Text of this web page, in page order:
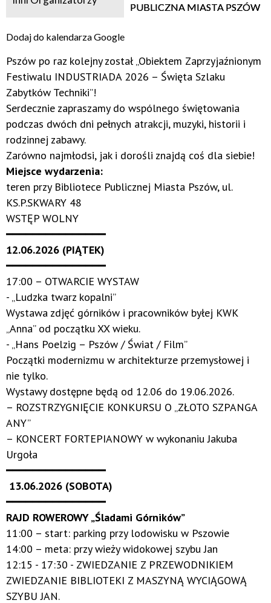
PUBLICZNA MIASTA PSZÓW
Dodaj do kalendarza Google
Pszów po raz kolejny został „Obiektem Zaprzyjaźnionym
Festiwalu INDUSTRIADA 2026 – Święta Szlaku
Zabytków Techniki”!
Serdecznie zapraszamy do wspólnego świętowania
podczas dwóch dni pełnych atrakcji, muzyki, historii i
rodzinnej zabawy.
Zarówno najmłodsi, jak i dorośli znajdą coś dla siebie!
Miejsce wydarzenia:
teren przy Bibliotece Publicznej Miasta Pszów, ul.
KS.P.SKWARY 48
WSTĘP WOLNY
━━━━━━━━━━━━━━━
12.06.2026 (PIĄTEK)
━━━━━━━━━━━━━━━
17:00 – OTWARCIE WYSTAW
- „Ludzka twarz kopalni”
Wystawa zdjęć górników i pracowników byłej KWK
„Anna” od początku XX wieku.
- „Hans Poelzig – Pszów / Świat / Film”
Początki modernizmu w architekturze przemysłowej i
nie tylko.
Wystawy dostępne będą od 12.06 do 19.06.2026.
– ROZSTRZYGNIĘCIE KONKURSU O „ZŁOTO SZPANGA
ANY”
– KONCERT FORTEPIANOWY w wykonaniu Jakuba
Urgoła
━━━━━━━━━━━━━━━
13.06.2026 (SOBOTA)
━━━━━━━━━━━━━━━
RAJD ROWEROWY „Śladami Górników”
11:00 – start: parking przy lodowisku w Pszowie
14:00 – meta: przy wieży widokowej szybu Jan
12:15 - 17:30 - ZWIEDZANIE Z PRZEWODNIKIEM
ZWIEDZANIE BIBLIOTEKI Z MASZYNĄ WYCIĄGOWĄ
SZYBU JAN.